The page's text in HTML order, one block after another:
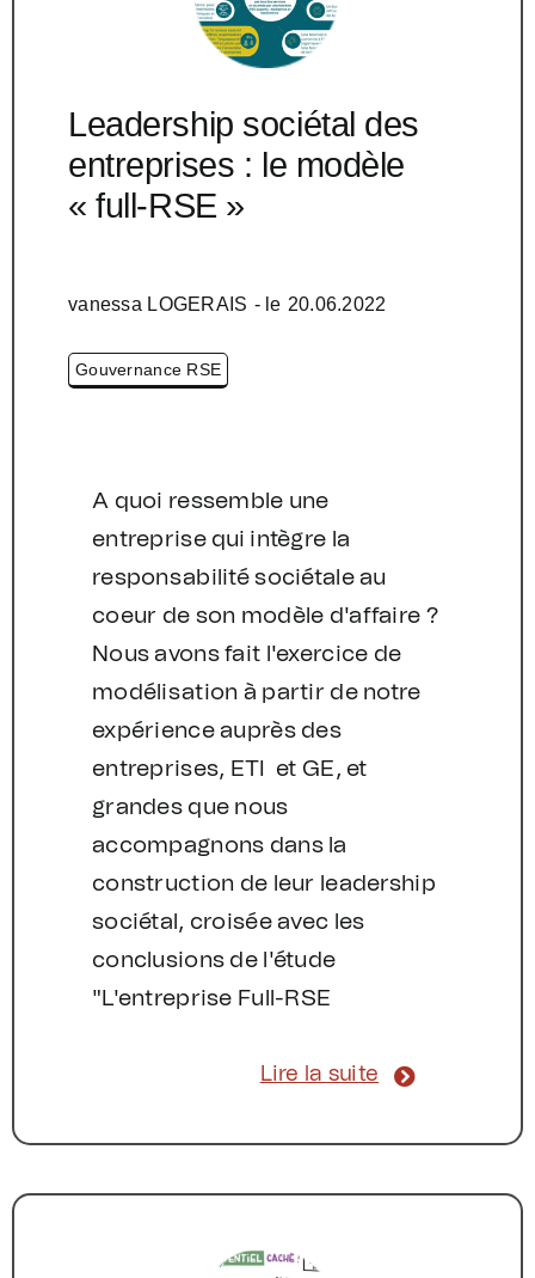
Leadership sociétal des
entreprises : le modèle
« full-RSE »
vanessa LOGERAIS - le 20.06.2022
Gouvernance RSE
A quoi ressemble une
entreprise qui intègre la
responsabilité sociétale au
coeur de son modèle d'affaire ?
Nous avons fait l'exercice de
modélisation à partir de notre
expérience auprès des
entreprises, ETI et GE, et
grandes que nous
accompagnons dans la
construction de leur leadership
sociétal, croisée avec les
conclusions de l'étude
"L'entreprise Full-RSE
Lire la suite